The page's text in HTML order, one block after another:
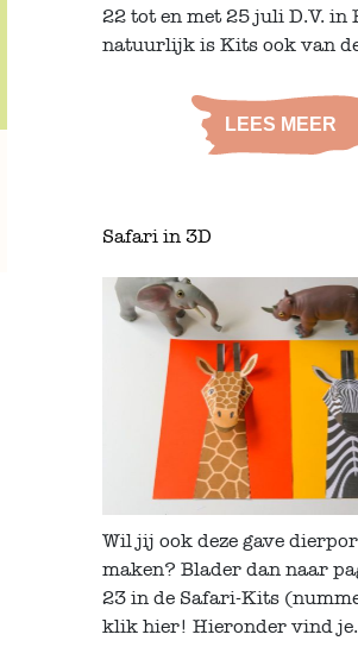
22 tot en met 25 juli D.V. in
natuurlijk is Kits ook van
LEES MEER
Safari in 3D
Wil jij ook deze gave
maken? Blader dan naar
23 in de Safari-Kits
klik hier! Hieronder vind